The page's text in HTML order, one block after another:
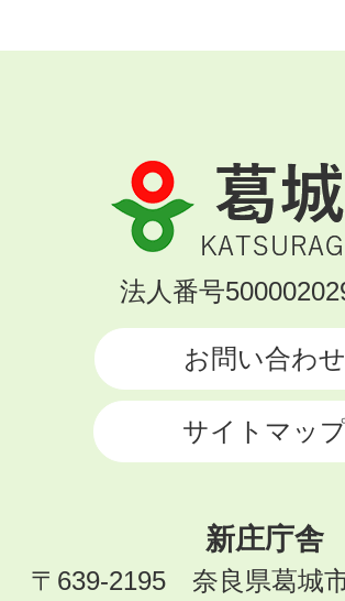
葛
城
市
KATSURAGI
法人番号
お問い合わせ
サイトマッ
新庄庁舎
〒639-2195 奈良県葛城